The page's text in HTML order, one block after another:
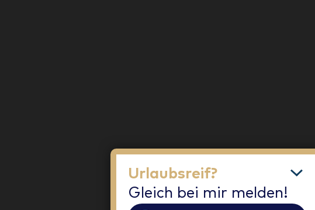
Urlaubsreif?
Gleich bei mir melden!